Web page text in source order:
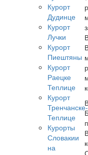
Курорт
Дудинце
Курорт
Лучки
Курорт
Пиештяны
Курорт
Раецке
Теплице
Курорт
Тренчанске-
Теплице
Курорты
Словакии
на